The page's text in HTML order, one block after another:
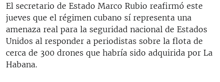
El secretario de Estado Marco Rubio reafirmó este
jueves que el régimen cubano sí representa una
amenaza real para la seguridad nacional de Estados
Unidos al responder a periodistas sobre la flota de
cerca de 300 drones que habría sido adquirida por La
Habana.